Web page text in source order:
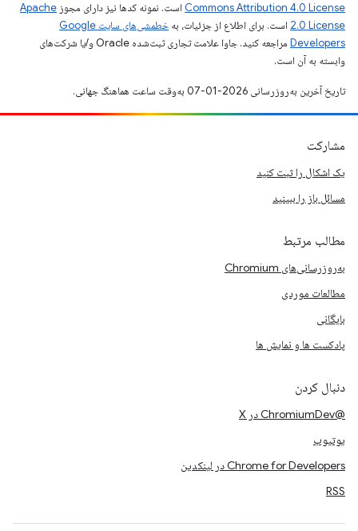
Commons Attribution 4.0 License است. نمونه کدها نیز دارای مجوز Apache
2.0 License است. برای اطلاع از جزئیات، به
خطمشی‌های سایت Google
Developers‏
مراجعه کنید. جاوا علامت تجاری ثبت‌شده Oracle و/یا شرکت‌های
وابسته به آن است.
تاریخ آخرین به‌روزرسانی 2026-01-07 به‌وقت ساعت هماهنگ جهانی.
مشارکت
یک اشکال را ثبت کنید
مسائل باز را ببینید
مطالب مرتبط
به‌روزرسانی‌های Chromium
مطالعات موردی
بایگانی
پادکست ها و نمایش ها
دنبال کردن
@ChromiumDev در X
یوتیوب
Chrome for Developers در لینکدین
RSS